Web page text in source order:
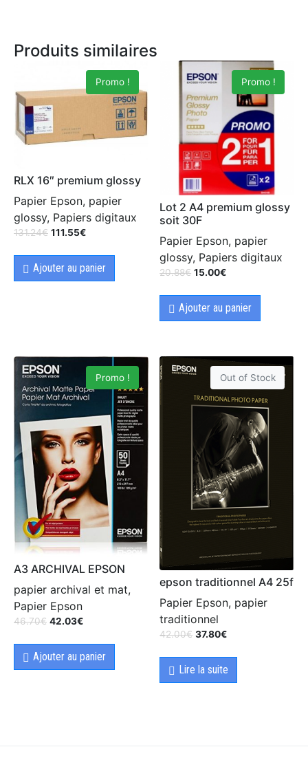
Produits similaires
Promo !
RLX 16″ premium glossy
Papier Epson, papier
glossy, Papiers digitaux
131.24€ 111.55€
Ajouter au panier
Promo !
Lot 2 A4 premium glossy
soit 30F
Papier Epson, papier
glossy, Papiers digitaux
20.88€ 15.00€
Ajouter au panier
Promo !
A3 ARCHIVAL EPSON
papier archival et mat,
Papier Epson
46.70€ 42.03€
Ajouter au panier
Out of Stock
epson traditionnel A4 25f
Papier Epson, papier
traditionnel
42.00€ 37.80€
Lire la suite